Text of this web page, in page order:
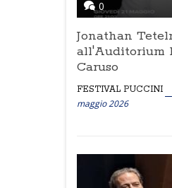
0
Jonathan
all'Auditorium
Caruso
FESTIVAL PUCCINI
maggio 2026